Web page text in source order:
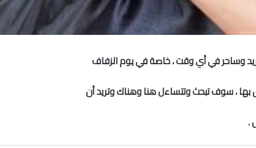
​​وساحر في أي وقت ، خاصة في يوم الزفاف
بها ، سوف تبحث وتتساءل هنا وهناك وتريد أن
.